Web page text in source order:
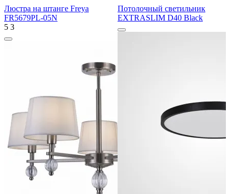
Люстра на штанге Freya
FR5679PL-05N
5 3
Потолочный светильник
EXTRASLIM D40 Black